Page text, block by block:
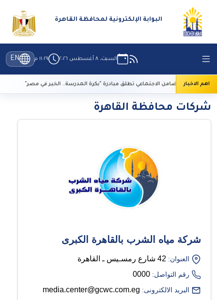
البوابة الإلكترونية لمحافظة القاهرة
السبت، ٨ أغسطس ٢٠٢٦ ١١:٢٩ م EN
اهم الاخبارالتضامن الاجتماعي تطلق مبادرة "بكرة المدرسة.. الخير في مصر"
شركات محافظة القاهرة
شركة مياه الشرب بالقاهرة الكبرى
العنوان: 42 شارع رمسـيس ـ القاهرة
رقم التواصل: 0000
البريد الالكترونى: media.center@gcwc.com.eg